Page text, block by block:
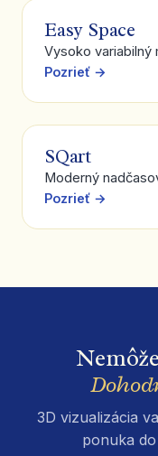
Easy Space
Vysoko variabilný
Pozrieť →
SQart
Moderný
Pozrieť →
3D vizualizácia
ponuka